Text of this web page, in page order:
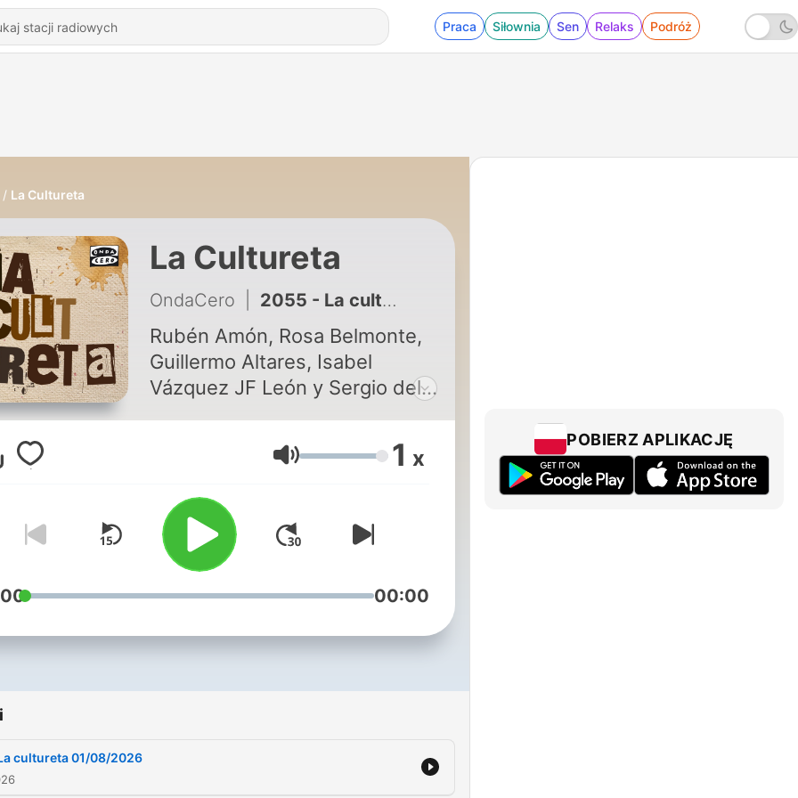
Praca Siłownia Sen Relaks Podróż
La Cultureta
La Cultureta
OndaCero 2055 - La cultureta 01/08/2026
Rubén Amón, Rosa Belmonte,
Guillermo Altares, Isabel
Vázquez JF León y Sergio del
música, libros, series y mucho
Głośność 1 x
00:00
cultureta 01/08/2026
POBIERZ APLIKACJĘ